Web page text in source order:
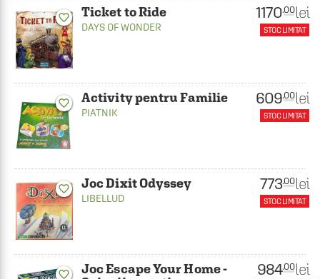
favorite_border Ticket to Ride
DAYS OF WONDER
1170.00 lei
STOC LIMITAT
favorite_border Activity pentru Familie
PIATNIK
609.00 lei
STOC LIMITAT
favorite_border Joc Dixit Odyssey
LIBELLUD
773.00 lei
STOC LIMITAT
favorite_border
Joc Escape Your Home -
984.00 lei